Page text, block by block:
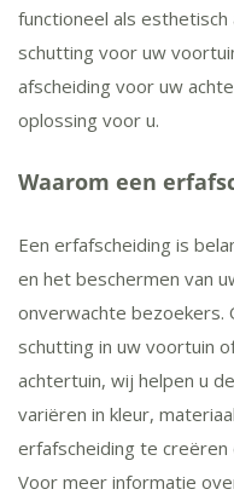
functioneel als esthetisch
schutting voor uw
afscheiding voor uw
oplossing voor u.
Waarom een
Een erfafscheiding is
en het beschermen van
onverwachte bezoekers.
schutting in uw voortuin
achtertuin, wij helpen u
variëren in kleur,
erfafscheiding te
Voor meer informatie